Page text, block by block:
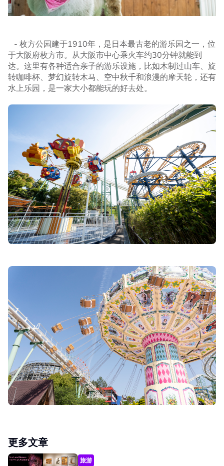
- 枚方公园建于1910年，是日本最古老的游乐园之一，位
于大阪府枚方市。从大阪市中心乘火车约30分钟就能到
达。这里有各种适合亲子的游乐设施，比如木制过山车、旋
转咖啡杯、梦幻旋转木马、空中秋千和浪漫的摩天轮，还有
水上乐园，是一家大小都能玩的好去处。
更多文章
旅游